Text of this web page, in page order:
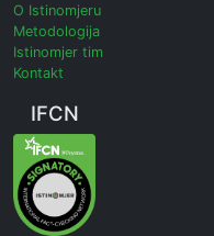
O Istinomjeru
Metodologija
Istinomjer tim
Kontakt
IFCN